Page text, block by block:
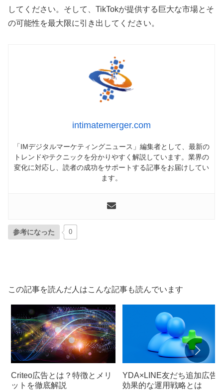
してください。そして、TikTokが提供する巨大な市場とそ
の可能性を最大限に引き出してください。
intimatemerger.com
「IMデジタルマーケティングニュース」編集者として、最新の
トレンドやテクニックを分かりやすく解説しています。業界の
変化に対応し、読者の成功をサポートする記事をお届けしてい
ます。
参考になった 0
この記事を読んだ人はこんな記事も読んでいます
Criteo広告とは？特徴とメリ
ットを徹底解説
YDA×LINE友だち追加広告
効果的な運用戦略とは